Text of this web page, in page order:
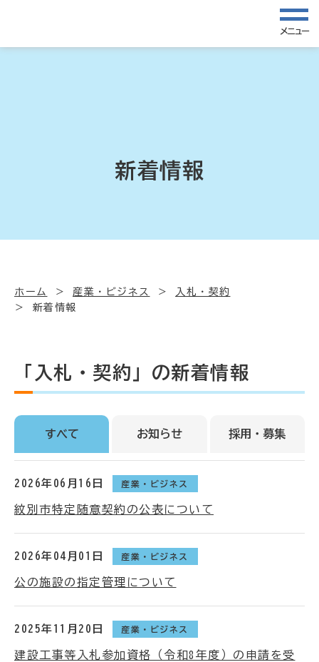
メニュー
新着情報
ホーム 産業・ビジネス
入札・契約
新着情報
「入札・契約」の新着情報
すべて お知らせ 採用・募集
2026年06月16日 産業・ビジネス
紋別市特定随意契約の公表について
2026年04月01日 産業・ビジネス
公の施設の指定管理について
2025年11月20日 産業・ビジネス
建設工事等入札参加資格（令和8年度）の申請を受